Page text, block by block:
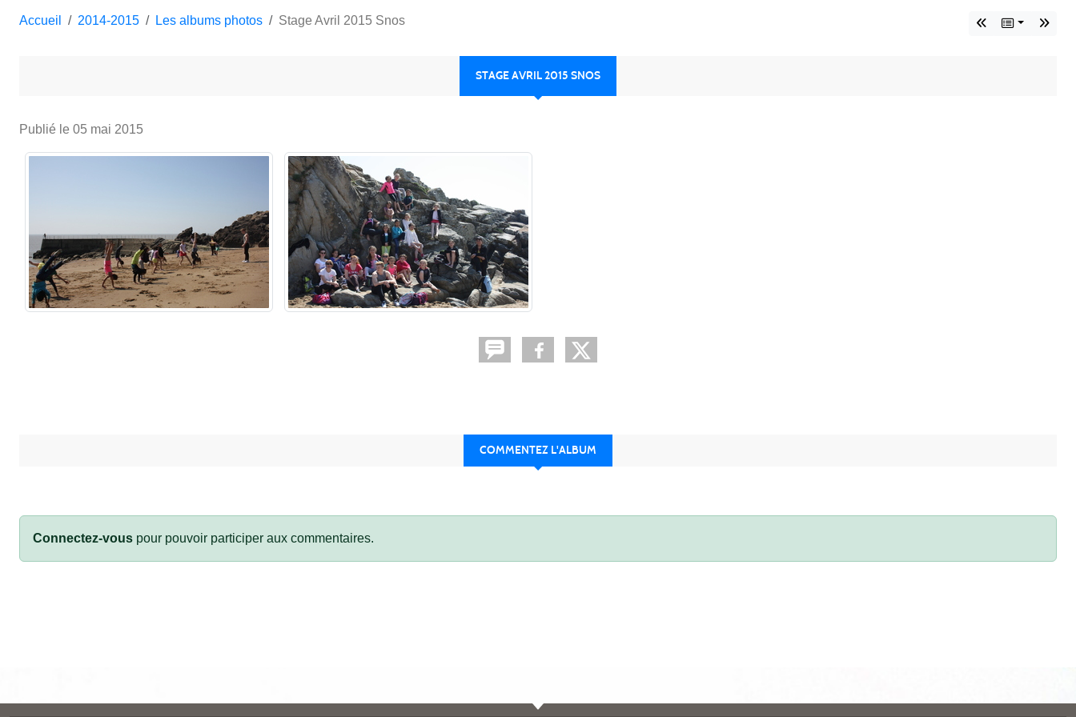
Accueil 2014-2015 Les albums photos Stage Avril 2015 Snos
STAGE AVRIL 2015 SNOS
Publié le 05 mai 2015
COMMENTEZ L'ALBUM
Connectez-vous pour pouvoir participer aux commentaires.